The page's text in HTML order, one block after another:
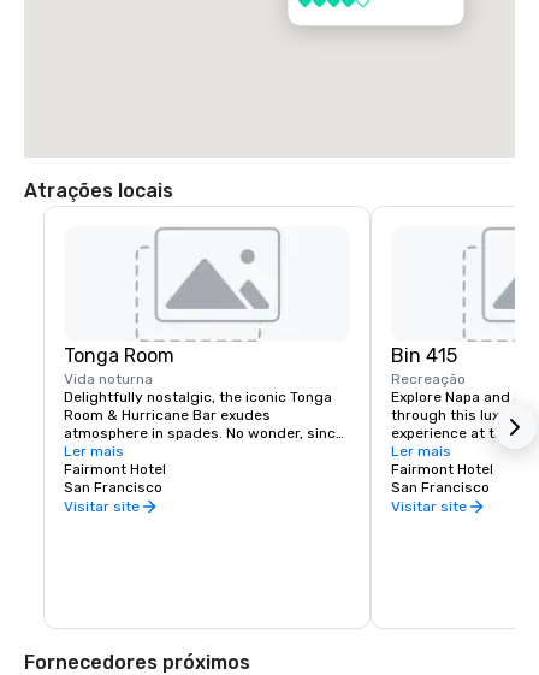
Atrações locais
Tonga Room
Vida noturna
Delightfully nostalgic, the iconic Tonga
Room & Hurricane Bar exudes
atmosphere in spades. No wonder, since
it was a Hollywood set designer who
created the themed look and feel.
Guests gather around a large central
“lagoon,” once the hotel’s indoor
Ler mais
Fairmont Hotel
San Francisco
Visitar site
Bin 415
Recreação
Explore Napa and
through this luxury
experience at the
Experienced
your tastes,
your journey to
bespoke experience
Ler mais
Fairmont Hotel
San Francisco
Visitar site
Fornecedores próximos